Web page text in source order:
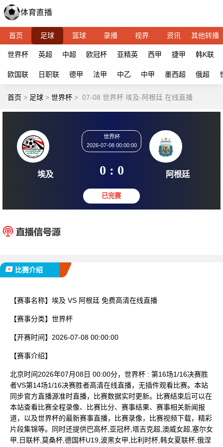
首页 足球 篮球 录播 视界 资讯 其他转播
世界杯 英超 中超 欧冠杯 亚精英 西甲 捷甲 韩K联
欧国联 日职联 德甲 法甲 中乙 中甲 墨西超 俄超
首页 > 足球 > 世界杯 > 07-08 世界杯 埃及-阿根廷 在线直播
埃及
2026-07-08 00:00:00
0 : 0 阿
比赛介绍
【赛事名称】 埃及 VS 阿根廷 免费高清在线直播
【赛事分类】 世界杯
【开赛时间】 2026-07-08 00:00:00
【赛事介绍】
北京时间2026年07月08日 00:00分，世界杯 : 第16场1/16决赛胜
者VS第14场1/16决赛胜者高清在线直播，无插件观看比赛。本站
同步官方直播源准时直播，比赛数据实时更新。比赛结束后可以在
本站查看比赛全程录像、比赛比分、赛事结果、赛事相关新闻报
道，以及世界杯的最新赛事直播，比赛录像，比赛视频下载，精彩
片段集锦等。同时还提供巴高杯,亚冠杯,塔吉克超,澳威女超,塞尔女
甲,日联杯,莫桑杯,德国杯U19,波黑女甲,比利时杯,韩女夏联杯,俄涅